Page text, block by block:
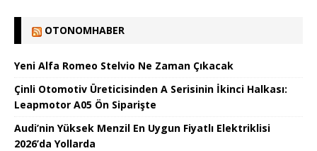
OTONOMHABER
Yeni Alfa Romeo Stelvio Ne Zaman Çıkacak
Çinli Otomotiv Üreticisinden A Serisinin İkinci Halkası:
Leapmotor A05 Ön Siparişte
Audi’nin Yüksek Menzil En Uygun Fiyatlı Elektriklisi
2026’da Yollarda